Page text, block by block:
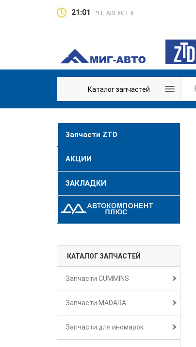
21:01 ЧТ, АВГУСТ 6
Каталог запчастей
Запчасти ZTD
АКЦИИ
ЗАКЛАДКИ
КАТАЛОГ ЗАПЧАСТЕЙ
Запчасти CUMMINS
Запчасти MADARA
Запчасти для иномарок